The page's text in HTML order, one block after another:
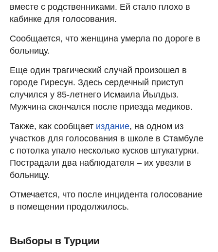
вместе с родственниками. Ей стало плохо в
кабинке для голосования.
Сообщается, что женщина умерла по дороге в
больницу.
Еще один трагический случай произошел в
городе Гиресун. Здесь сердечный приступ
случился у 85-летнего Исмаила Йылдыз.
Мужчина скончался после приезда медиков.
Также, как сообщает издание, на одном из
участков для голосования в школе в Стамбуле
с потолка упало несколько кусков штукатурки.
Пострадали два наблюдателя – их увезли в
больницу.
Отмечается, что после инцидента голосование
в помещении продолжилось.
Выборы в Турции